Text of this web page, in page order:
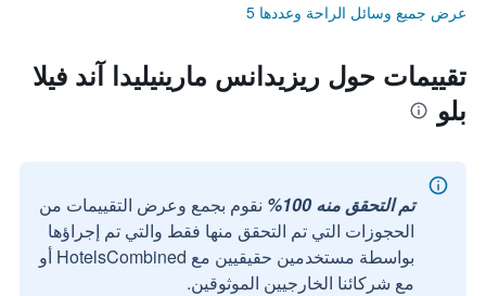
عرض جميع وسائل الراحة وعددها 5
تقييمات حول ريزيدانس مارينيليدا آند فيلا
بلو
تم التحقق منه 100%
نقوم بجمع وعرض التقييمات من
الحجوزات التي تم التحقق منها فقط والتي تم إجراؤها
بواسطة مستخدمين حقيقيين مع HotelsCombined أو
مع شركائنا الخارجيين الموثوقين.